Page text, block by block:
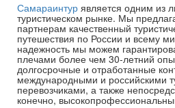
Самараинтур является одним из
туристическом рынке. Мы
партнерам качественный
путешествия по России и всему
надежность мы можем
плечами более чем 30-летний
долгосрочные и отработанные
международными и российскими
перевозчиками, а также
конечно,